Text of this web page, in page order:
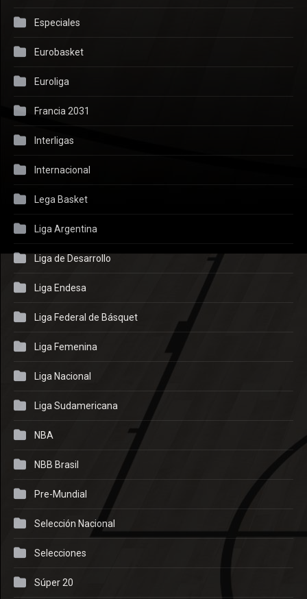
Especiales
Eurobasket
Euroliga
Francia 2031
Interligas
Internacional
Lega Basket
Liga Argentina
Liga de Desarrollo
Liga Endesa
Liga Federal de Básquet
Liga Femenina
Liga Nacional
Liga Sudamericana
NBA
NBB Brasil
Pre-Mundial
Selección Nacional
Selecciones
Súper 20